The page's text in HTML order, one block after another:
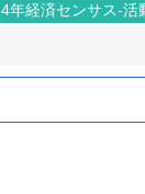
年経済センサス‐活